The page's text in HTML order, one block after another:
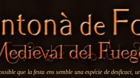
que la festa ens semble una espécie de desficaci,